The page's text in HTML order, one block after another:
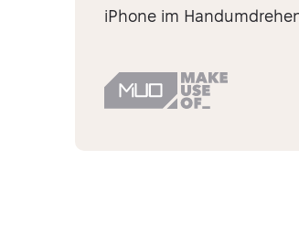
iPhone im